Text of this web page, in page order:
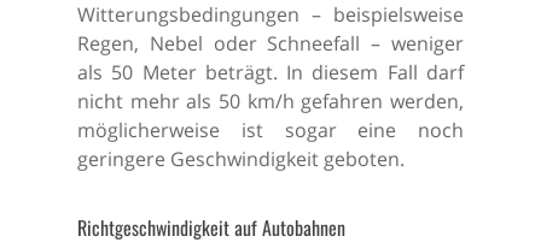
Witterungsbedingungen – beispielsweise
Regen, Nebel oder Schneefall – weniger
als 50 Meter beträgt. In diesem Fall darf
nicht mehr als 50 km/h gefahren werden,
möglicherweise ist sogar eine noch
geringere Geschwindigkeit geboten.
Richtgeschwindigkeit auf Autobahnen